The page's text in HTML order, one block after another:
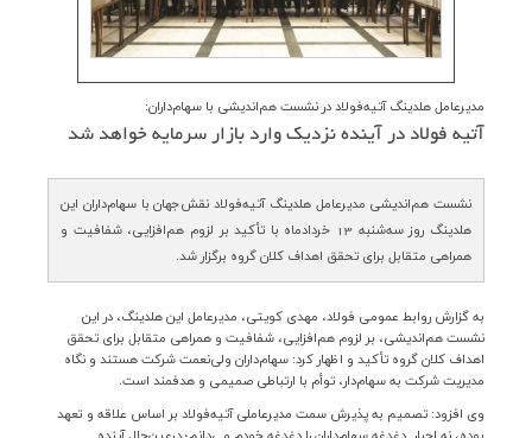
سهامداران
ارتباط با ما
مدیرعامل هلدینگ آتیه‌فولاد در نشست هم‌اندیشی با سهام‌داران:
آتیه فولاد در آینده نزدیك وارد بازار سرمایه خواهد شد
نشست هم‌اندیشی مدیرعامل هلدینگ آتیه‌فولاد نقش‌جهان با سهام‌داران این
هلدینگ روز سه‌شنبه 13 خردادماه با تأکید بر لزوم هم‌افزایی، شفافیت و
همراهی متقابل برای تحقق اهداف کلان گروه برگزار شد.
به گزارش روابط عمومی فولاد، مهدی کویتی، مدیرعامل این هلدینگ، در این
نشست هم‌اندیشی، بر لزوم هم‌افزایی، شفافیت و همراهی متقابل برای تحقق
اهداف کلان گروه تأکید و اظهار کرد: سهام‌داران ولی‌نعمت شرکت هستند و نگاه
مدیریت شرکت به سهام‌دار، توأم با ارتباطی صمیمی و هدفمند است.
وی افزود: تصمیم به پذیرش سمت مدیرعاملی آتیه‌فولاد بر اساس علاقه و تعهد